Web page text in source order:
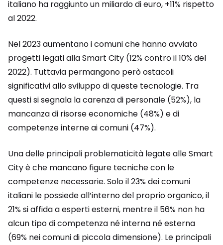
italiano ha raggiunto un miliardo di euro, +11% rispetto
al 2022.
Nel 2023 aumentano i comuni che hanno avviato
progetti legati alla Smart City (12% contro il 10% del
2022). Tuttavia permangono però ostacoli
significativi allo sviluppo di queste tecnologie. Tra
questi si segnala la carenza di personale (52%), la
mancanza di risorse economiche (48%) e di
competenze interne ai comuni (47%).
Una delle principali problematicità legate alle Smart
City è che mancano figure tecniche con le
competenze necessarie. Solo il 23% dei comuni
italiani le possiede all’interno del proprio organico, il
21% si affida a esperti esterni, mentre il 56% non ha
alcun tipo di competenza né interna né esterna
(69% nei comuni di piccola dimensione). Le principali